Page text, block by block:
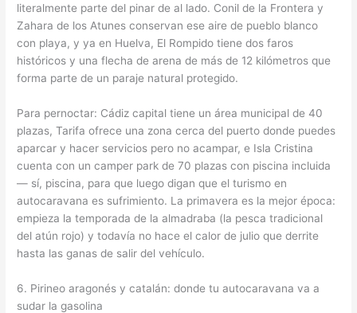
literalmente parte del pinar de al lado. Conil de la Frontera y
Zahara de los Atunes conservan ese aire de pueblo blanco
con playa, y ya en Huelva, El Rompido tiene dos faros
históricos y una flecha de arena de más de 12 kilómetros que
forma parte de un paraje natural protegido.
Para pernoctar: Cádiz capital tiene un área municipal de 40
plazas, Tarifa ofrece una zona cerca del puerto donde puedes
aparcar y hacer servicios pero no acampar, e Isla Cristina
cuenta con un camper park de 70 plazas con piscina incluida
— sí, piscina, para que luego digan que el turismo en
autocaravana es sufrimiento. La primavera es la mejor época:
empieza la temporada de la almadraba (la pesca tradicional
del atún rojo) y todavía no hace el calor de julio que derrite
hasta las ganas de salir del vehículo.
6. Pirineo aragonés y catalán: donde tu autocaravana va a
sudar la gasolina